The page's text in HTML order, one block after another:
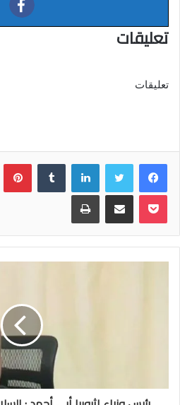
تعليقات
تعليقات
فيسبوك لينكدإن
بوكيت